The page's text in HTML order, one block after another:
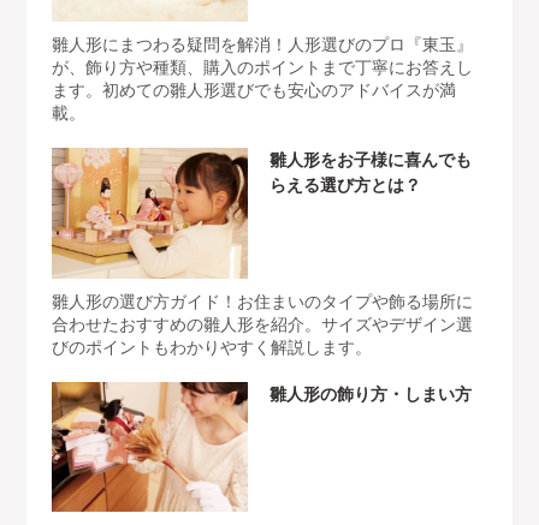
雛人形にまつわる疑問を解消！人形選びのプロ『東玉』
が、飾り方や種類、購入のポイントまで丁寧にお答えし
ます。初めての雛人形選びでも安心のアドバイスが満
載。
雛人形をお子様に喜んでも
らえる選び方とは？
雛人形の選び方ガイド！お住まいのタイプや飾る場所に
合わせたおすすめの雛人形を紹介。サイズやデザイン選
びのポイントもわかりやすく解説します。
雛人形の飾り方・しまい方